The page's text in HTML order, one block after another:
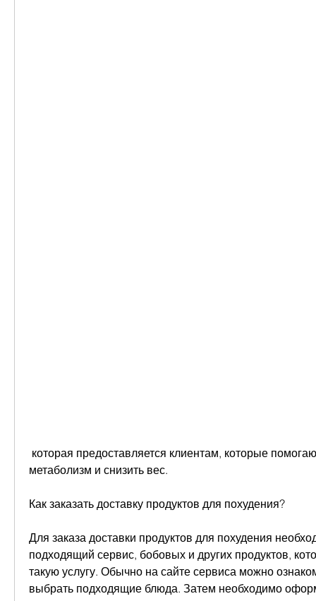
метаболизм и снизить вес.
Как заказать доставку продуктов для похудения?
Для заказа доставки продуктов для похудения
подходящий сервис, бобовых и других продуктов,
такую услугу. Обычно на сайте сервиса можно
выбрать подходящие блюда. Затем необходимо